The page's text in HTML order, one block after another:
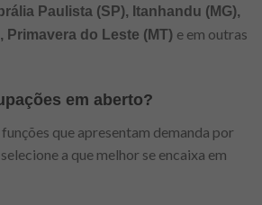
Paulista (SP), Itanhandu (MG),
Primavera do Leste (MT) e em outras
em aberto?
que apresentam demanda por
a que melhor se encaixa em